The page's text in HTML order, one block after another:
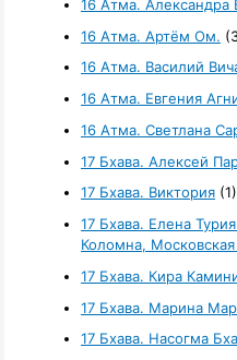
16 Атма. Александра
16 Атма. Артём Ом.
16 Атма. Василий
16 Атма. Евгения
16 Атма. Светлана
17 Бхава. Алексей
17 Бхава. Виктория (1)
17 Бхава. Елена
Коломна,
17 Бхава. Кира
17 Бхава. Марина
17 Бхава. Насогма